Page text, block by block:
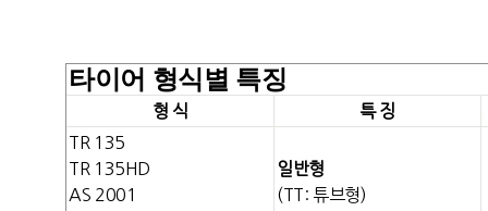
타이어 형식별 특징
형 식
특 징
TR 135
TR 135HD
AS 2001
일반형
(TT: 튜브형)